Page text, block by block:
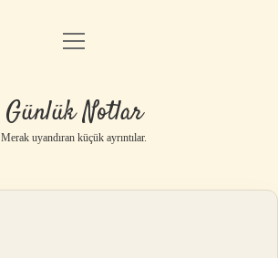
Anasayfa
Yasal Uyarı
menüyü
Günlük Notlar
Merak uyandıran küçük ayrıntılar.